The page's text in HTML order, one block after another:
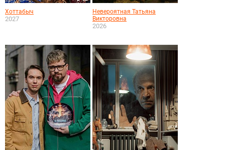
Хоттабыч
2027
Невероятная Татьяна
Викторовна
2026